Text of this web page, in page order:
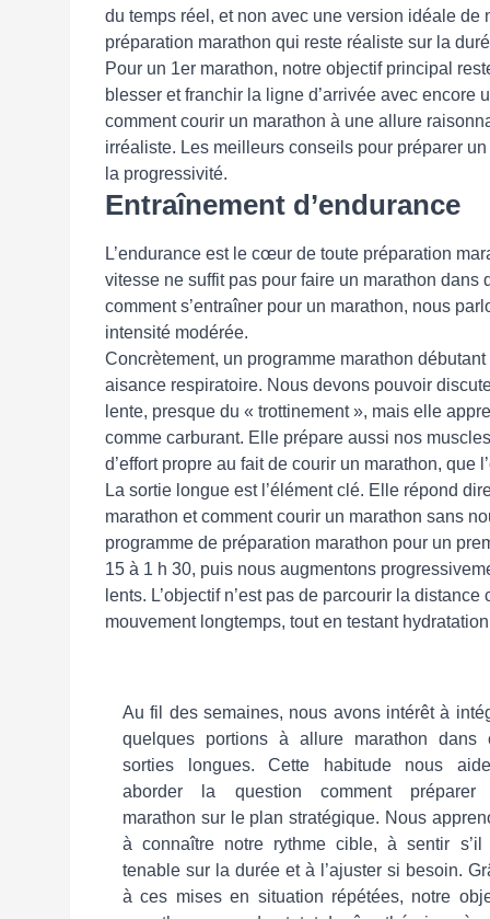
du temps réel, et non avec une version idéale
préparation marathon qui reste réaliste sur la
Pour un 1er marathon, notre objectif principal
blesser et franchir la ligne d’arrivée avec
comment courir un marathon à une allure
irréaliste. Les meilleurs conseils pour préparer
la progressivité.
Entraînement d’endurance
L’endurance est le cœur de toute préparation
vitesse ne suffit pas pour faire un marathon
comment s’entraîner pour un marathon, nous
intensité modérée.
Concrètement, un programme marathon
aisance respiratoire. Nous devons pouvoir
lente, presque du « trottinement », mais elle
comme carburant. Elle prépare aussi nos
d’effort propre au fait de courir un marathon, que
La sortie longue est l’élément clé. Elle répond
marathon et comment courir un marathon sans
programme de préparation marathon pour un
15 à 1 h 30, puis nous augmentons
lents. L’objectif n’est pas de parcourir la
mouvement longtemps, tout en testant
Au fil des semaines, nous avons intérêt à
quelques portions à allure marathon dans
sorties longues. Cette habitude nous
aborder la question comment préparer
marathon sur le plan stratégique. Nous
à connaître notre rythme cible, à sentir s’il
tenable sur la durée et à l’ajuster si besoin.
à ces mises en situation répétées, notre